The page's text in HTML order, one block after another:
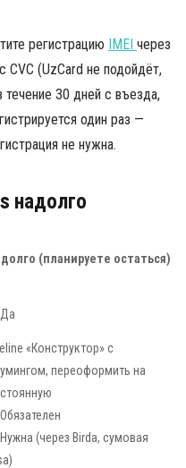
регистрацию IMEI через
CVC (UzCard не подойдёт,
течение 30 дней с въезда,
один раз —
не нужна.
надолго
(планируете остаться)
«Конструктор» с
переоформить на
(через Birda, сумовая